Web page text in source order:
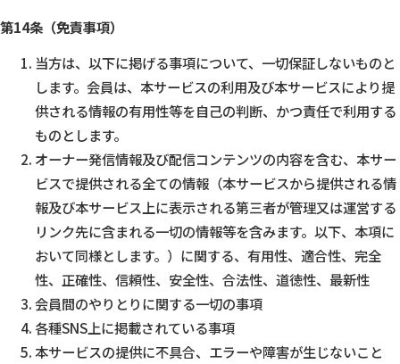
第14条（免責事項）
当方は、以下に掲げる事項について、一切保証しないものと
します。会員は、本サービスの利用及び本サービスにより提
供される情報の有用性等を自己の判断、かつ責任で利用する
ものとします。
オーナー発信情報及び配信コンテンツの内容を含む、本サー
ビスで提供される全ての情報（本サービスから提供される情
報及び本サービス上に表示される第三者が管理又は運営する
リンク先に含まれる一切の情報等を含みます。以下、本項に
おいて同様とします。）に関する、有用性、適合性、完全
性、正確性、信頼性、安全性、合法性、道徳性、最新性
会員間のやりとりに関する一切の事項
各種SNS上に掲載されている事項
本サービスの提供に不具合、エラーや障害が生じないこと